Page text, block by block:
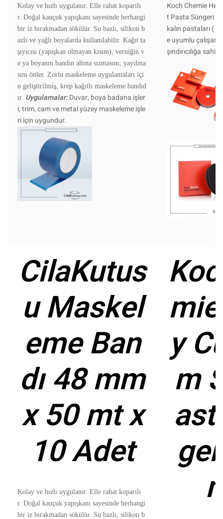
Kolay ve hızlı uygulanır. Elle rahat koparılı
r. Doğal kauçuk yapışkanı sayesinde herhangi
bir iz bırakmadan sökülür. Su bazlı, silikon b
azlı ve yağlı boyalarda kullanılabilir. Kağıt ta
şıyıcısı (yapışkan olmayan kısım), verniğin v
e ya boyanın bandın altına sızmasını, yayılma
sını önler. Zorlu maskeleme uygulamaları içi
n geliştirilmiş, krep kağıtlı maskeleme bandıd
ır. Uygulamalar:Duvar, boya badana işler
i, trim, cam ve metal yüzey maskeleme işle
ri için uygundur.
Koch Chemie
t Pasta Süngeri ,
kalın pastaları (
e uyumlu çalışan
şındırıcılığa
CilaKutus
u Maskel
eme Ban
dı 48 mm
x 50 mt x
10 Adet
Kolay ve hızlı uygulanır. Elle rahat koparılı
r. Doğal kauçuk yapışkanı sayesinde herhangi
bir iz bırakmadan sökülür. Su bazlı, silikon b
y
m